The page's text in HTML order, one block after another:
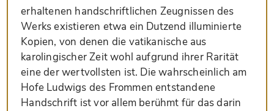
erhaltenen handschriftlichen Zeugnissen des
Werks existieren etwa ein Dutzend illuminierte
Kopien, von denen die vatikanische aus
karolingischer Zeit wohl aufgrund ihrer Rarität
eine der wertvollsten ist. Die wahrscheinlich am
Hofe Ludwigs des Frommen entstandene
Handschrift ist vor allem berühmt für das darin